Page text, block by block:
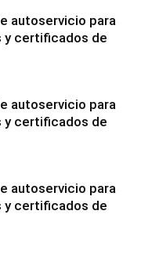
autoservicio para
y certificados de
autoservicio para
y certificados de
autoservicio para
y certificados de